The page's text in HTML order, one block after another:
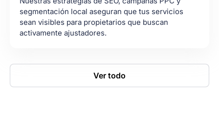
segmentación local aseguran que tus servicios
sean visibles para propietarios que buscan
activamente ajustadores.
Ver todo